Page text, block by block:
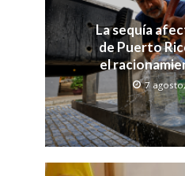
La sequía
de Puerto
el
7